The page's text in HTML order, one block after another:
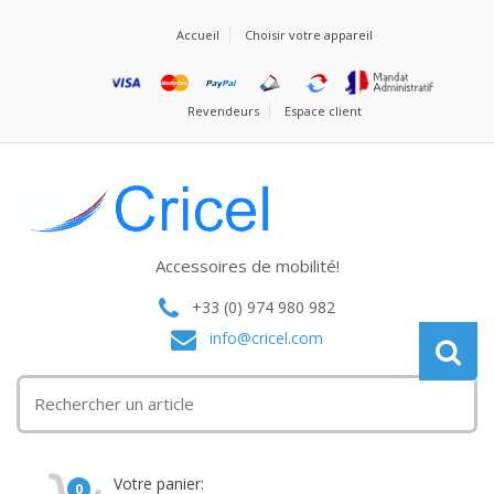
Accueil Choisir votre appareil
Revendeurs Espace client
Accessoires de mobilité!
+33 (0) 974 980 982
info@cricel.com
0 Votre panier: